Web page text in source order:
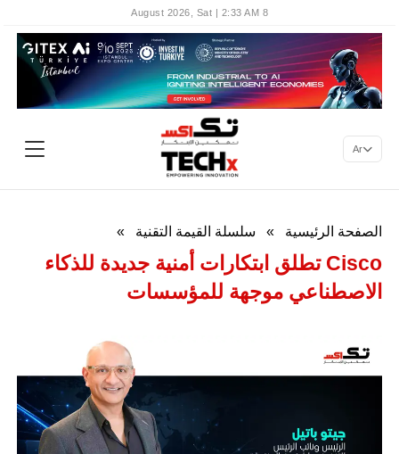
8 August 2026, Sat | 2:33 AM
Ar
الصفحة الرئيسية » سلسلة القيمة التقنية »
Cisco تطلق ابتكارات أمنية جديدة للذكاء
الاصطناعي موجهة للمؤسسات